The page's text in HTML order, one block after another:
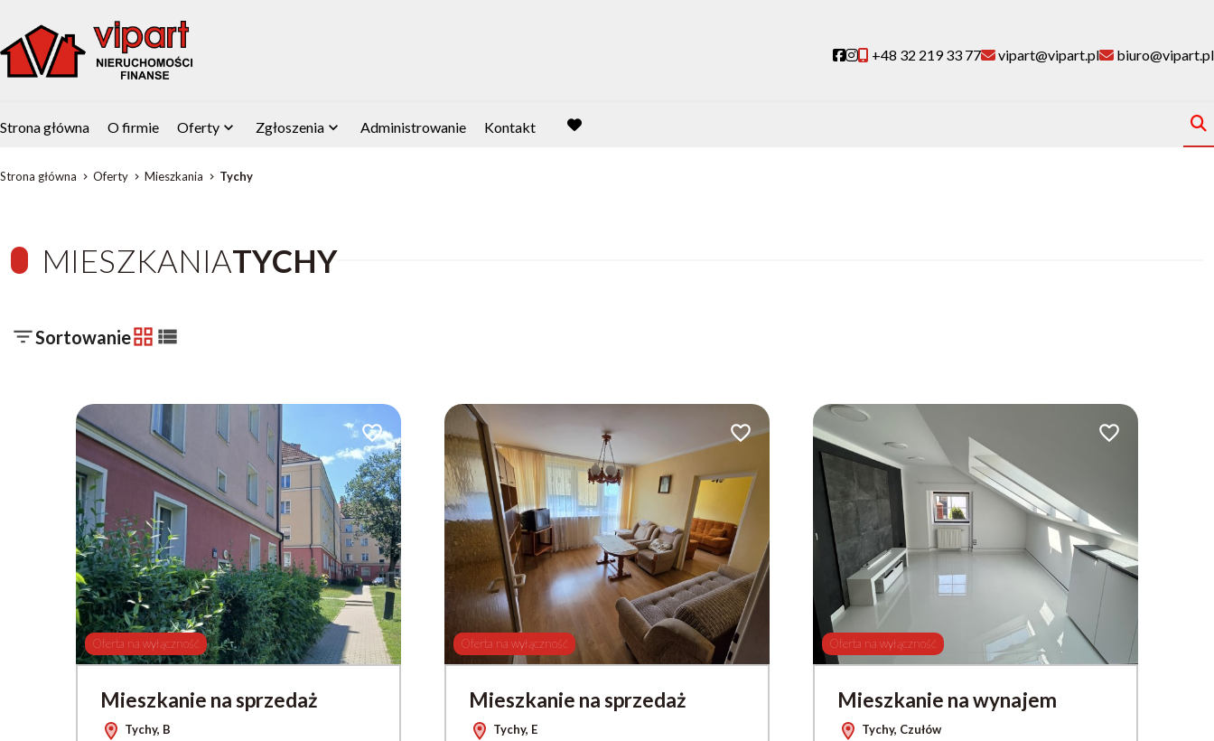
Social link
Social link
+48 32 219 33 77 vipart@vipart.pl biuro@vipart.pl
Strona główna O firmie Oferty Zgłoszenia Administrowanie Kontakt favorite
Strona główna Oferty Mieszkania Tychy
MIESZKANIATYCHY
Sortowanie
tabela
Oferta na wyłączność
Dodaj do ulubionych
Mieszkanie na sprzedaż
Tychy, B
Oferta na wyłączność
Dodaj do ulubionych
Mieszkanie na sprzedaż
Tychy, E
Oferta na wyłączność
Dodaj do ulubionych
Mieszkanie na wynajem
Tychy, Czułów